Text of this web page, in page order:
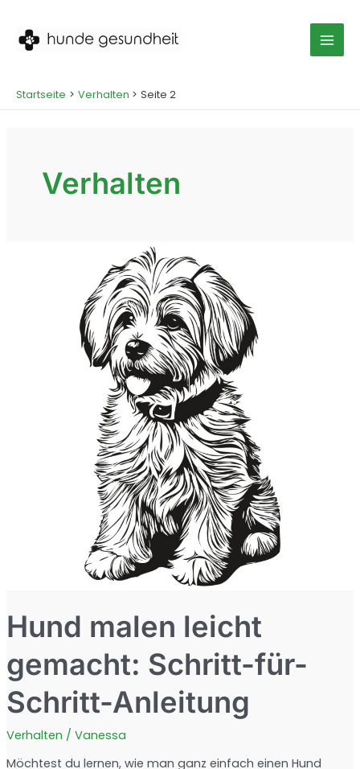
springen
Startseite Verhalten Seite 2
Verhalten
Hund malen leicht
gemacht: Schritt-für-
Schritt-Anleitung
Verhalten / Vanessa
Möchtest du lernen, wie man ganz einfach einen Hund